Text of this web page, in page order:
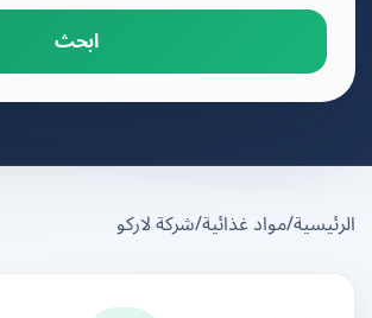
ابحث
/مواد غذائية/شركة لاركو